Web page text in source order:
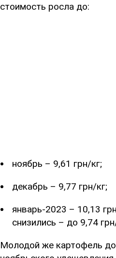
стоимость росла до:
ноябрь – 9,61 грн/кг;
декабрь – 9,77 грн/кг;
январь-2023 – 10,13
снизились – до 9,74
Молодой же картофель